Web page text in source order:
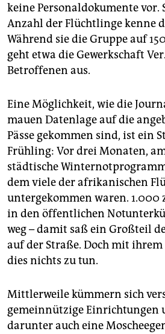
keine Personaldokumente vor.
Anzahl der Flüchtlinge kenne
Während sie die Gruppe auf
geht etwa die Gewerkschaft
Betroffenen aus.
Eine Möglichkeit, wie die
mauen Datenlage auf die
Pässe gekommen sind, ist ein
Frühling: Vor drei Monaten,
städtische
dem viele der afrikanischen
untergekommen waren. 1.000
in den öffentlichen
weg – damit saß ein Großteil
auf der Straße. Doch mit
dies nichts zu tun.
Mittlerweile kümmern sich
gemeinnützige Einrichtungen
darunter auch eine